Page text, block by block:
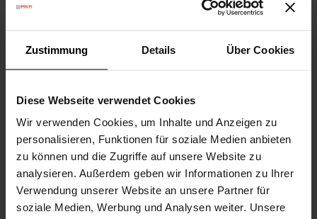
Zustimmung Details Über Cookies
Diese Webseite verwendet Cookies
Wir verwenden Cookies, um Inhalte und Anzeigen zu
personalisieren, Funktionen für soziale Medien anbieten
zu können und die Zugriffe auf unsere Website zu
analysieren. Außerdem geben wir Informationen zu Ihrer
Verwendung unserer Website an unsere Partner für
soziale Medien, Werbung und Analysen weiter. Unsere
Datenverarbeitung
Blog und Tipps